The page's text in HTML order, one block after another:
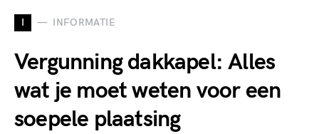
I INFORMATIE
Vergunning dakkapel: Alles
wat je moet weten voor een
soepele plaatsing